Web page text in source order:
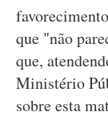
que "não
que,
Ministério
sobre esta